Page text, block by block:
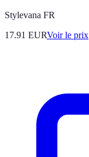
Stylevana FR
17.91 EURVoir le prix